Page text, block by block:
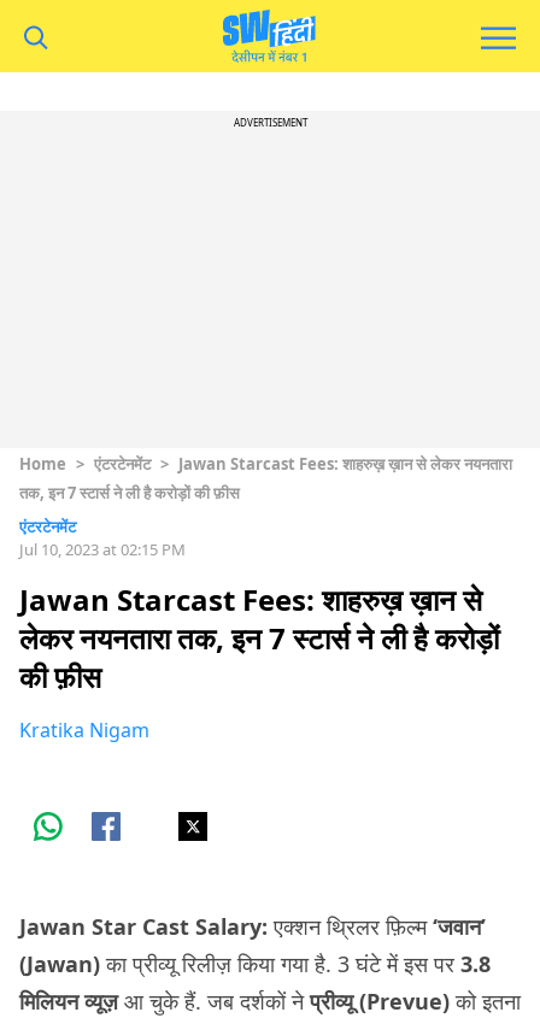
ADVERTISEMENT
Home > एंटरटेनमेंट > Jawan Starcast Fees: शाहरुख़ ख़ान से लेकर नयनतारा
तक, इन 7 स्टार्स ने ली है करोड़ों की फ़ीस
एंटरटेनमेंट
Jul 10, 2023 at 02:15 PM
Jawan Starcast Fees: शाहरुख़ ख़ान से
लेकर नयनतारा तक, इन 7 स्टार्स ने ली है करोड़ों
की फ़ीस
Kratika Nigam
Jawan Star Cast Salary: एक्शन थ्रिलर फ़िल्म‘जवान’
(Jawan)का प्रीव्यू रिलीज़ किया गया है. 3 घंटे में इस पर 3.8
मिलियन व्यूज़आ चुके हैं. जब दर्शकों नेप्रीव्यू (Prevue)को इतना